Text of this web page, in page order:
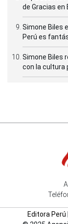
de Gracias en
Simone Biles
Perú es
Simone Biles
con la cultura
Editora Perú